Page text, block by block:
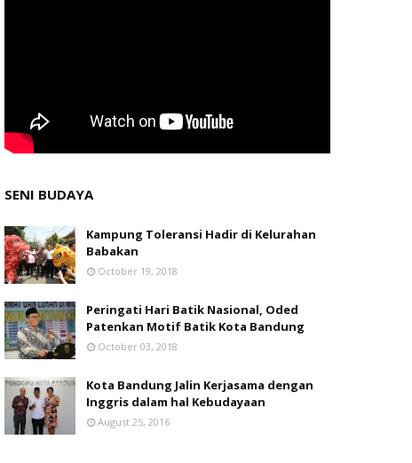
SENI BUDAYA
Kampung Toleransi Hadir di Kelurahan
Babakan
October 19, 2018
Peringati Hari Batik Nasional, Oded
Patenkan Motif Batik Kota Bandung
October 03, 2018
Kota Bandung Jalin Kerjasama dengan
Inggris dalam hal Kebudayaan
August 25, 2016